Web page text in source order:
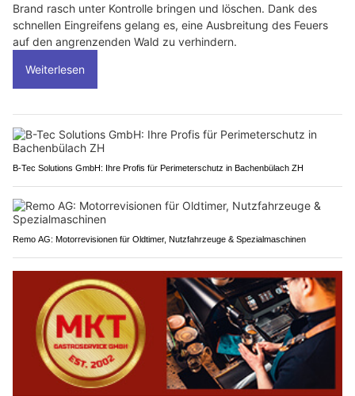
Brand rasch unter Kontrolle bringen und löschen. Dank des
schnellen Eingreifens gelang es, eine Ausbreitung des Feuers
auf den angrenzenden Wald zu verhindern.
Weiterlesen
B-Tec Solutions GmbH: Ihre Profis für Perimeterschutz in Bachenbülach ZH
Remo AG: Motorrevisionen für Oldtimer, Nutzfahrzeuge & Spezialmaschinen